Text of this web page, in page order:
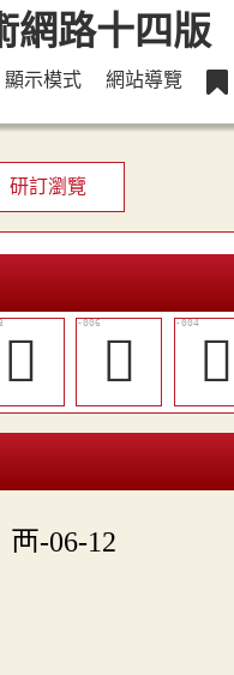
顯示模式 網站導覽
研訂瀏覽
󵛓 𧟹 󵛔
襾-06-12